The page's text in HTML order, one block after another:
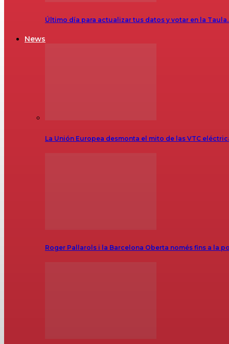
Último día para actualizar tus datos y votar en la
News
La Unión Europea desmonta el mito de las VTC
Roger Pallarols i la Barcelona Oberta només fins a la